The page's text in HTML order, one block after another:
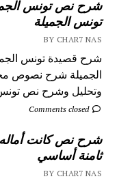
شرح نص تونس
تونس الجميلة
BY CHAR7 NAS
وتحليل وشرح نص تونس
Comments closed
شرح نص كانت أماله
ثامنة أساسي
BY CHAR7 NAS